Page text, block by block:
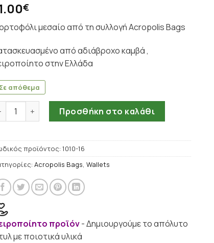
€
μεσαίο από τη συλλογή Acropolis Bags
από αδιάβροχο καμβά ,
στην Ελλάδα
Σε απόθεμα
μεσαίο - Acropolis Bags - Green ποσότητα
Προσθήκη στο καλάθι
προϊόντος: 1010-16
Acropolis Bags, Wallets
προϊόν- Δημιουργούμε το απόλυτο
με ποιοτικά υλικά